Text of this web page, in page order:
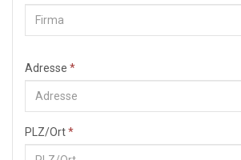
Adresse *
PLZ/Ort*